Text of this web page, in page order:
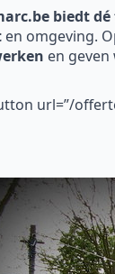
biedt
en omgeving.
en
url=”/